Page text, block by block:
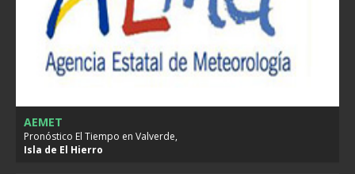
AEMET
Pronóstico El Tiempo en Valverde,
Isla de El Hierro